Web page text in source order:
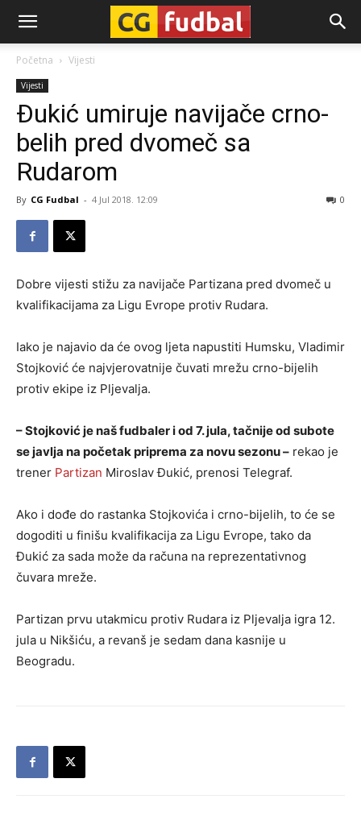
CG-
Fudbal
Početna Vijesti
Vijesti
Đukić umiruje navijače crno-
belih pred dvomeč sa
Rudarom
By CG Fudbal - 4 Jul 2018. 12:09 0
Dobre vijesti stižu za navijače Partizana pred dvomeč u
kvalifikacijama za Ligu Evrope protiv Rudara.
Iako je najavio da će ovog ljeta napustiti Humsku, Vladimir
Stojković će najvjerovatnije čuvati mrežu crno-bijelih
protiv ekipe iz Pljevalja.
– Stojković je naš fudbaler i od 7. jula, tačnije od subote
se javlja na početak priprema za novu sezonu – rekao je
trener Partizan Miroslav Đukić, prenosi Telegraf.
Ako i dođe do rastanka Stojkovića i crno-bijelih, to će se
dogoditi u finišu kvalifikacija za Ligu Evrope, tako da
Đukić za sada može da računa na reprezentativnog
čuvara mreže.
Partizan prvu utakmicu protiv Rudara iz Pljevalja igra 12.
jula u Nikšiću, a revanš je sedam dana kasnije u
Beogradu.